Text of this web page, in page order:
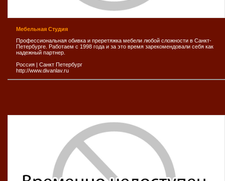
Мебельная Студия
Профессиональная обивка и преретяжка мебели любой сложности в Санкт-
Петербурге. Работаем с 1998 года и за это время зарекомендовали себя как
надежный партнер.
Россия | Санкт Петербург
http://www.divanlav.ru